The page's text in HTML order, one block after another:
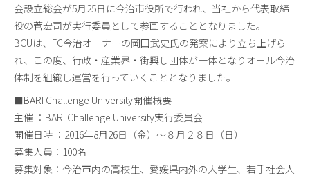
会設立総会が5月25日に今治市役所で行われ、当社から代表取締
役の菅宏司が実行委員として参画することとなりました。
BCUは、FC今治オーナーの岡田武史氏の発案により立ち上げら
れ、この度、行政・産業界・街興し団体が一体となりオール今治
体制を組織し運営を行っていくこととなりました。
■BARI Challenge University開催概要
主催 ：BARI Challenge University実行委員会
開催日時 ：2016年8月26日（金）〜８月２８日（日）
募集人員：100名
募集対象：今治市内の高校生、愛媛県内外の大学生、若手社会人